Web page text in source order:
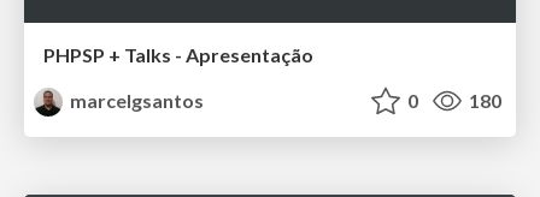
PHPSP + Talks - Apresentação
marcelgsantos
0 180